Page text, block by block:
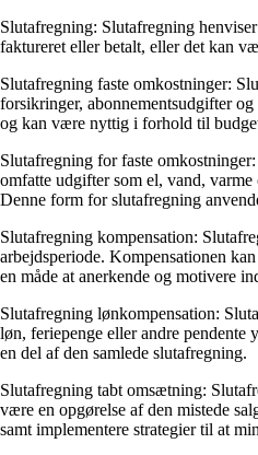
Slutafregning: Slutafregning
faktureret eller betalt, eller det kan
Slutafregning faste omkostninger:
forsikringer, abonnementsudgifter
og kan være nyttig i forhold til
Slutafregning for faste
omfatte udgifter som el, vand,
Denne form for slutafregning
Slutafregning kompensation:
arbejdsperiode. Kompensationen
en måde at anerkende og motivere
Slutafregning lønkompensation:
løn, feriepenge eller andre pendente
en del af den samlede slutafregning.
Slutafregning tabt omsætning:
være en opgørelse af den mistede
samt implementere strategier til at